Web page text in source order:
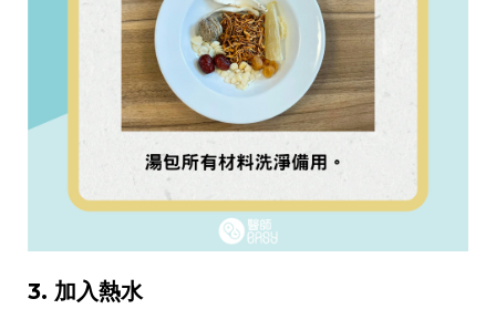
3. 加入熱水